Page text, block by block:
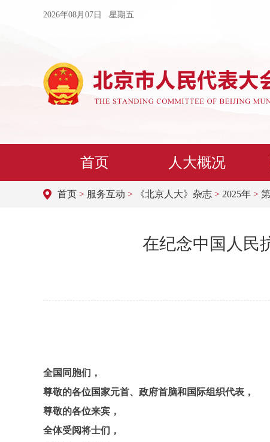
2026年08月07日 星期五
首页 人大概况
首页 > 服务互动 > 《北京人大》杂志 > 2025年 >
在纪念中国人民
全国同胞们，
尊敬的各位国家元首、政府首脑和国际组织代表，
尊敬的各位来宾，
全体受阅将士们，